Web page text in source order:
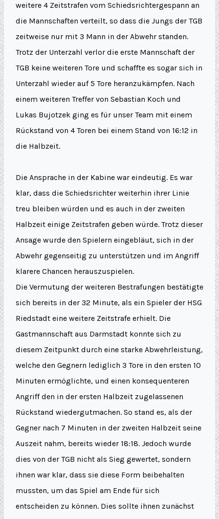
weitere 4 Zeitstrafen vom Schiedsrichtergespann an
die Mannschaften verteilt, so dass die Jungs der TGB
zeitweise nur mit 3 Mann in der Abwehr standen.
Trotz der Unterzahl verlor die erste Mannschaft der
TGB keine weiteren Tore und schaffte es sogar sich in
Unterzahl wieder auf 5 Tore heranzukämpfen. Nach
einem weiteren Treffer von Sebastian Koch und
Lukas Bujotzek ging es für unser Team mit einem
Rückstand von 4 Toren bei einem Stand von 16:12 in
die Halbzeit.
Die Ansprache in der Kabine war eindeutig. Es war
klar, dass die Schiedsrichter weiterhin ihrer Linie
treu bleiben würden und es auch in der zweiten
Halbzeit einige Zeitstrafen geben würde. Trotz dieser
Ansage wurde den Spielern eingebläut, sich in der
Abwehr gegenseitig zu unterstützen und im Angriff
klarere Chancen herauszuspielen.
Die Vermutung der weiteren Bestrafungen bestätigte
sich bereits in der 32 Minute, als ein Spieler der HSG
Riedstadt eine weitere Zeitstrafe erhielt. Die
Gastmannschaft aus Darmstadt konnte sich zu
diesem Zeitpunkt durch eine starke Abwehrleistung,
welche den Gegnern lediglich 3 Tore in den ersten 10
Minuten ermöglichte, und einen konsequenteren
Angriff den in der ersten Halbzeit zugelassenen
Rückstand wiedergutmachen. So stand es, als der
Gegner nach 7 Minuten in der zweiten Halbzeit seine
Auszeit nahm, bereits wieder 18:18. Jedoch wurde
dies von der TGB nicht als Sieg gewertet, sondern
ihnen war klar, dass sie diese Form beibehalten
mussten, um das Spiel am Ende für sich
entscheiden zu können. Dies sollte ihnen zunächst